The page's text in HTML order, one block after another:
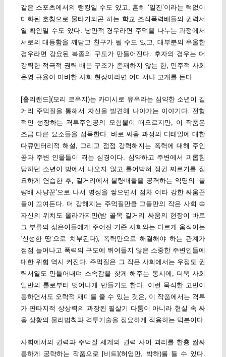
같은 스포츠에서의 랭킹일 수도 있고, 흔히 ‘일진’이라는 턱없이
미화된 호칭으로 물타기되곤 하는 학교 조직폭력배들의 권력서
열 확인일 수도 있다. 낭만적 경우라면 주먹을 나누는 과정에서
서로의 대등함을 깨닫고 친구가 될 수도 있고, 대부분의 우울한
경우라면 강요된 복종의 구도가 만들어진다. 후자의 경우는 더
강력한 적극적 권력 배분 구조가 존재하지 않는 한, 민주적 사회
운영 규율이 미비한 사회 현장이라면 어디서나 고개를 든다.
[홀리랜드](모리 코우지)는 카미시로 유우라는 심약한 소년이 길
거리 주먹질을 통해서 자신을 발견해 나아가는 이야기다. 전형
적인 성장하는 격투주인공의 모험물이 떠오르지만, 이 작품은
조금 다른 요소들을 접목한다. 바로 싸움 과정의 디테일에 대한
다큐멘터리적 해설, 그리고 점점 강력해지는 폭력에 대해 주인
공과 주변 인물들이 겪는 심경이다. 심약하고 주변에서 괴롭힘
당하던 소년이 방에서 나오지 않고 틀어박혀 정권 찌르기를 집
요하게 연습한 후, 길거리에서 불량배들을 공격하는 익명의 ‘불
량배 사냥꾼’으로 나서 명성을 쌓으면서 점차 여타 강한 싸움꾼
들이 꼬여든다. 더 강해지는 주먹질만큼 그들만의 작은 사회 속
자신의 위치도 올라가지만(밤 골목 길거리 싸움의 현장이 바로
그 부류의 젊은이들에게 주어진 기존 사회와는 다르게 움직이는
‘신성한 땅’으로 치부된다), 폭력만으로 해결해야 하는 관계가
점점 늘어나고 폭력의 구도에 뛰어들지 않은 소중한 주변인들에
대한 위협 역시 커진다. 주먹질은 그 작은 사회에서는 우정도 권
력서열도 만들어내며 소속감을 찾게 해주는 동시에, 더욱 사회
일반의 룰로부터 벗어나게 만들기도 한다. 이런 묵직한 고민이
통하면서도 오락적 재미를 줄 수 있는 것은, 이 작품에서는 격투
가 판타지적 상상력의 과장된 필살기 다툼이 아니라 현실 속 싸
움 상황의 물리법칙과 격투기술을 집요하게 적용하는 덕분이다.
사회에서의 권력과 주먹질 세계의 권력 사이 괴리를 한층 쌉싸
름하게 공략하는 작품으로 [비트](허영만, 박하)를 들 수 있다.